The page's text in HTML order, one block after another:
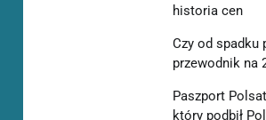
historia cen
Czy od spadku
przewodnik na
Paszport
który podbił